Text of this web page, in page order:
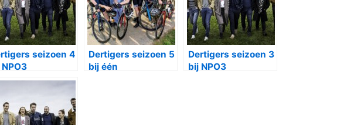
seizoen 4
Dertigers seizoen 5
bij één
Dertigers seizoen 3
bij NPO3